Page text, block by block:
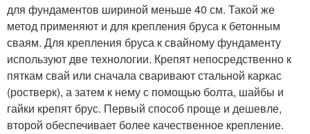
для фундаментов шириной меньше 40 см. Такой же
метод применяют и для крепления бруса к бетонным
сваям. Для крепления бруса к свайному фундаменту
используют две технологии. Крепят непосредственно к
пяткам свай или сначала сваривают стальной каркас
(ростверк), а затем к нему с помощью болта, шайбы и
гайки крепят брус. Первый способ проще и дешевле,
второй обеспечивает более качественное крепление.